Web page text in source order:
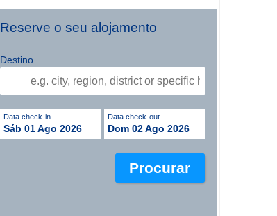
Reserve o seu alojamento
Destino
Data check-in
Sáb 01 Ago 2026
Data check-out
Dom 02 Ago 2026